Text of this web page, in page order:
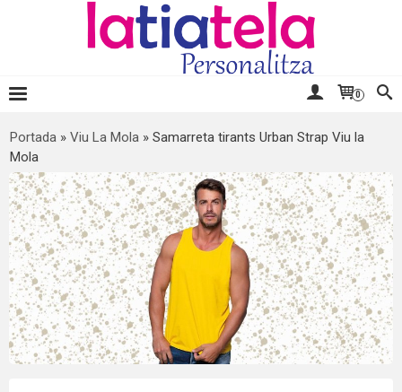
0
Portada » Viu La Mola » Samarreta tirants Urban Strap Viu la
Mola